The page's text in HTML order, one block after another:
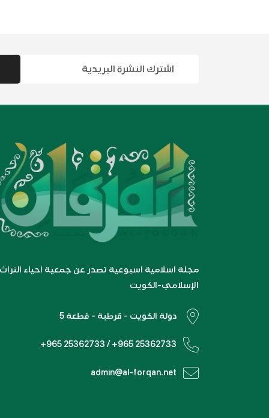
مجلة اسلامية اسبوعية تصدر عن جمعية احياء التراث
الإسلامي-الكويت
دولة الكويت - قرطبة - قطعة 5
+965 25362733 / +965 25362733
admin@al-forqan.net